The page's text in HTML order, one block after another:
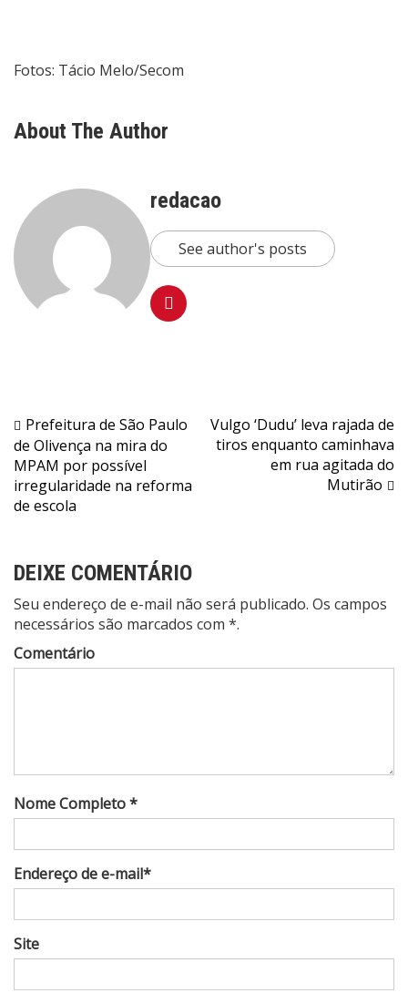
Fotos: Tácio Melo/Secom
About The Author
redacao
See author's posts
Navegação
de
Post
Prefeitura de São Paulo
de Olivença na mira do
MPAM por possível
irregularidade na reforma
de escola
Vulgo ‘Dudu’ leva rajada de
tiros enquanto caminhava
em rua agitada do
Mutirão
DEIXE COMENTÁRIO
Seu endereço de e-mail não será publicado. Os campos
necessários são marcados com *.
Comentário
Nome Completo *
Endereço de e-mail*
Site